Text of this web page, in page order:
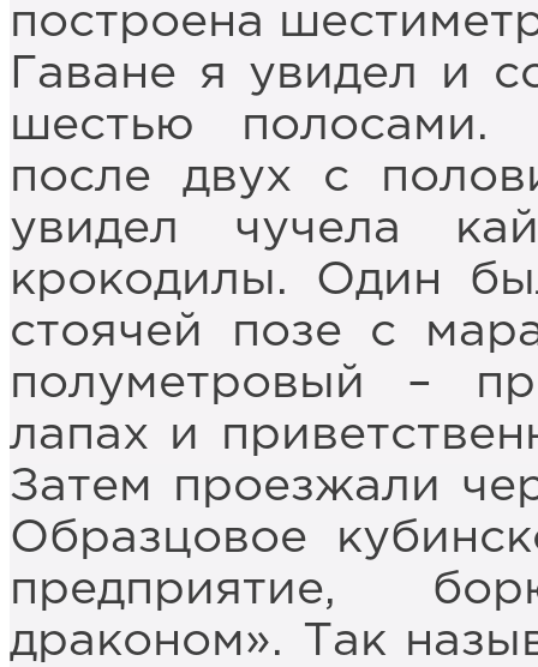
построена
Гаване я увидел и
шестью полосами.
после двух с
увидел чучела
крокодилы. Один
стоячей позе с
полуметровый –
лапах и
Затем проезжали
Образцовое
предприятие,
драконом». Так